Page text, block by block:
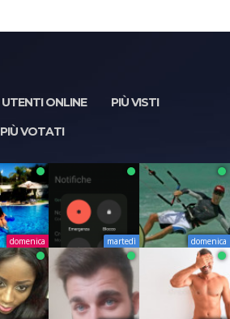
UTENTI ONLINE
PIÙ VISTI
PIÙ VOTATI
domenica martedì domenica